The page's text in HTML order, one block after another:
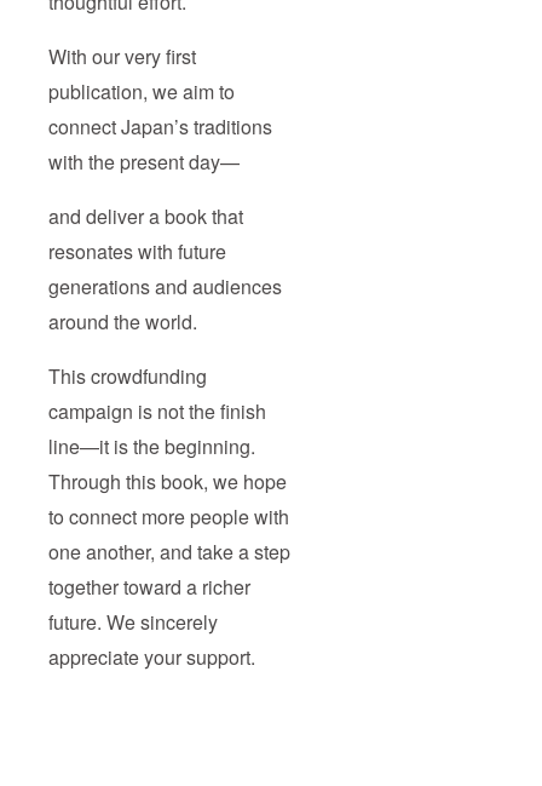
With our very first
publication, we aim to
connect Japan’s traditions
with the present day—
and deliver a book that
resonates with future
generations and audiences
around the world.
This crowdfunding
campaign is not the finish
line—it is the beginning.
Through this book, we hope
to connect more people with
one another, and take a step
together toward a richer
future. We sincerely
appreciate your support.